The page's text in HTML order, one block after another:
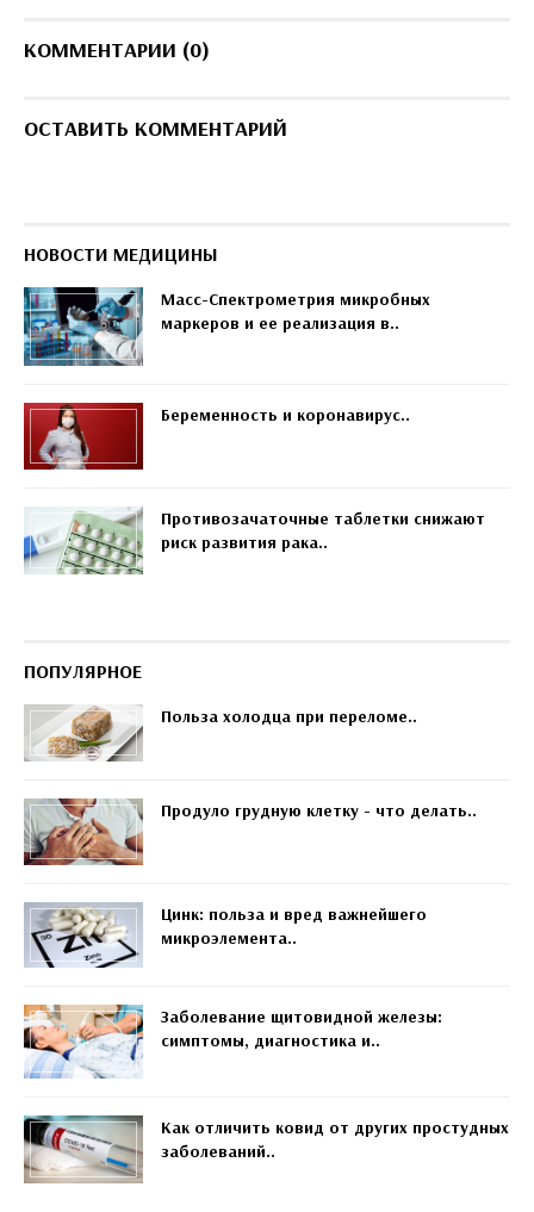
КОММЕНТАРИИ (0)
ОСТАВИТЬ КОММЕНТАРИЙ
НОВОСТИ МЕДИЦИНЫ
Масс-Спектрометрия микробных
маркеров и ее реализация в..
Беременность и коронавирус..
Противозачаточные таблетки снижают
риск развития рака..
ПОПУЛЯРНОЕ
Польза холодца при переломе..
Продуло грудную клетку - что делать..
Цинк: польза и вред важнейшего
микроэлемента..
Заболевание щитовидной железы:
симптомы, диагностика и..
Как отличить ковид от других простудных
заболеваний..